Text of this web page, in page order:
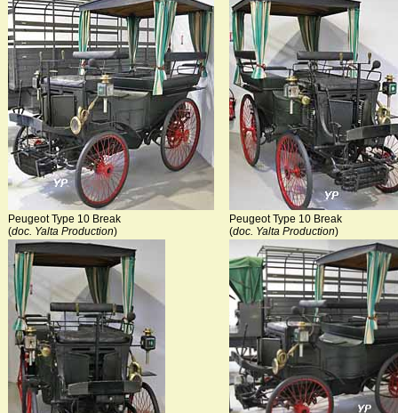
Peugeot Type 10 Break
(doc. Yalta Production)
Peugeot Type 10 Break
(doc. Yalta Production)